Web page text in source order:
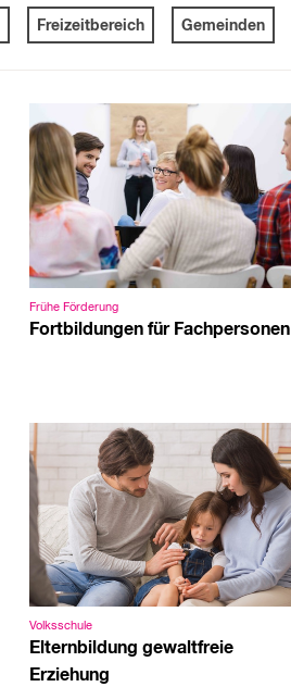
Freizeitbereich Gemeinden
Frühe Förderung
Fortbildungen für Fachpersonen
Volksschule
Elternbildung gewaltfreie
Erziehung